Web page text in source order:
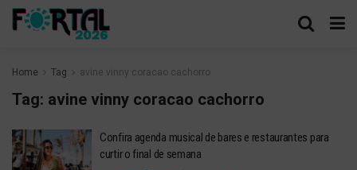
Home Tag avine vinny coracao cachorro
Tag: avine vinny coracao cachorro
Confira agenda musical de bares e restaurantes para
curtir o final de semana